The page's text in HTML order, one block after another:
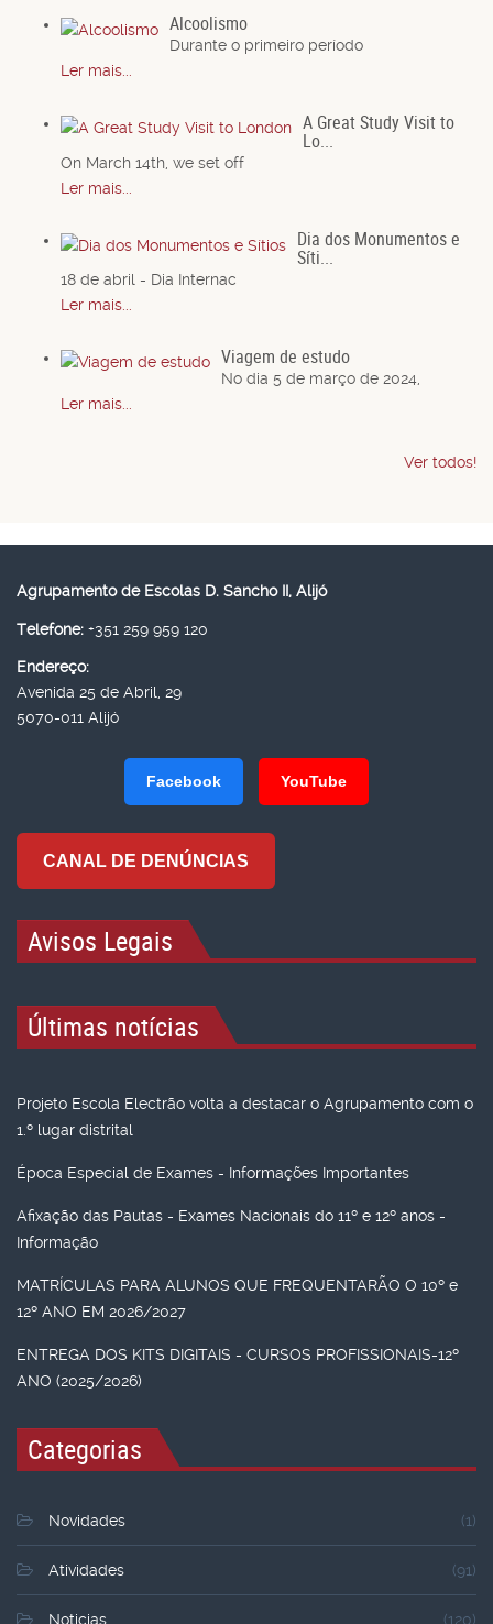
Alcoolismo
Durante o primeiro período
Ler mais...
A Great Study Visit to
Lo...
On March 14th, we set off
Ler mais...
Dia dos Monumentos e
Síti...
18 de abril - Dia Internac
Ler mais...
Viagem de estudo
No dia 5 de março de 2024,
Ler mais...
Ver todos!
Agrupamento de Escolas D. Sancho II, Alijó
Telefone: +351 259 959 120
Endereço:
Avenida 25 de Abril, 29
5070-011 Alijó
Facebook YouTube
CANAL DE DENÚNCIAS
Avisos Legais
Últimas notícias
Projeto Escola Electrão volta a destacar o Agrupamento com o
1.º lugar distrital
Época Especial de Exames - Informações Importantes
Afixação das Pautas - Exames Nacionais do 11º e 12º anos -
Informação
MATRÍCULAS PARA ALUNOS QUE FREQUENTARÃO O 10º e
12º ANO EM 2026/2027
ENTREGA DOS KITS DIGITAIS - CURSOS PROFISSIONAIS-12º
ANO (2025/2026)
Categorias
Novidades (1)
Atividades (91)
Noticias (120)